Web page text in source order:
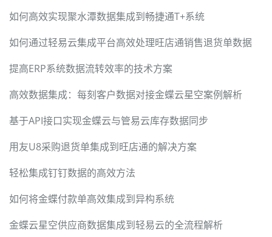
如何高效实现聚水潭数据集成到畅捷通T+系统
如何通过轻易云集成平台高效处理旺店通销售退货单数据
提高ERP系统数据流转效率的技术方案
高效数据集成：每刻客户数据对接金蝶云星空案例解析
基于API接口实现金蝶云与管易云库存数据同步
用友U8采购退货单集成到旺店通的解决方案
轻松集成钉钉数据的高效方法
如何将金蝶付款单高效集成到异构系统
金蝶云星空供应商数据集成到轻易云的全流程解析